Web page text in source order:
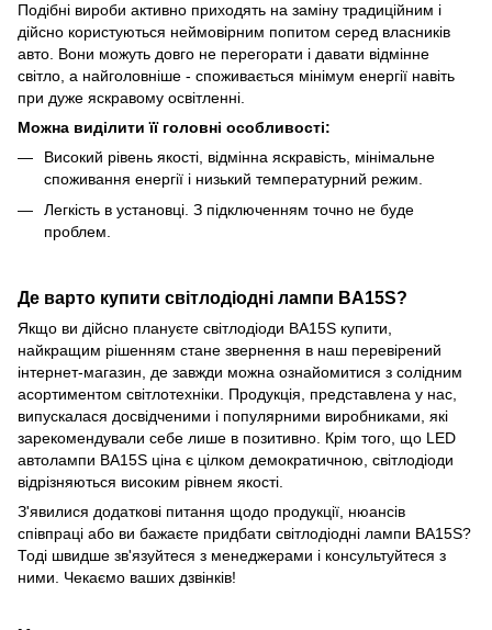
Подібні вироби активно приходять на заміну традиційним і
дійсно користуються неймовірним попитом серед власників
авто. Вони можуть довго не перегорати і давати відмінне
світло, а найголовніше - споживається мінімум енергії навіть
при дуже яскравому освітленні.
Можна виділити її головні особливості:
Високий рівень якості, відмінна яскравість, мінімальне
споживання енергії і низький температурний режим.
Легкість в установці. З підключенням точно не буде
проблем.
Де варто купити світлодіодні лампи BA15S?
Якщо ви дійсно плануєте світлодіоди BA15S купити,
найкращим рішенням стане звернення в наш перевірений
інтернет-магазин, де завжди можна ознайомитися з солідним
асортиментом світлотехніки. Продукція, представлена у нас,
випускалася досвідченими і популярними виробниками, які
зарекомендували себе лише в позитивно. Крім того, що LED
автолампи BA15S ціна є цілком демократичною, світлодіоди
відрізняються високим рівнем якості.
З'явилися додаткові питання щодо продукції, нюансів
співпраці або ви бажаєте придбати світлодіодні лампи BA15S?
Тоді швидше зв'язуйтеся з менеджерами і консультуйтеся з
ними. Чекаємо ваших дзвінків!